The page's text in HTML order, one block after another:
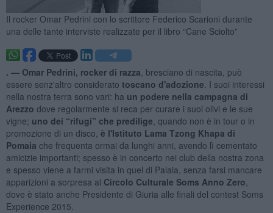
Il rocker Omar Pedrini con lo scrittore Federico Scarioni durante
una delle tante interviste realizzate per il libro “Cane Sciolto”
. — Omar Pedrini, rocker di razza , bresciano di nascita, può
essere senz'altro considerato toscano d'adozione . I suoi interessi
nella nostra terra sono vari: ha un podere nella campagna di
Arezzo dove regolarmente si reca per curare i suoi olivi e le sue
vigne; uno dei “rifugi” che predilige , quando non è in tour o in
promozione di un disco, è l'Istituto Lama Tzong Khapa di
Pomaia che frequenta ormai da lunghi anni, avendo lì cementato
amicizie importanti; spesso è in concerto nei club della nostra zona
e spesso viene a farmi visita in quel di Palaia, senza farsi mancare
apparizioni a sorpresa al Circolo Culturale Soms Anno Zero
dove è stato anche Presidente di Giuria alle finali del contest Soms
Experience 2015.